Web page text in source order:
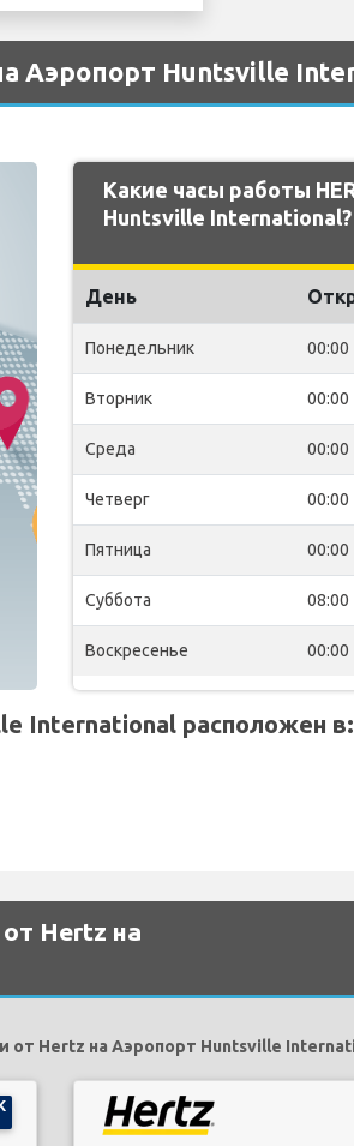
Аэропорт Huntsville
Какие часы работы
Huntsville International?
День
Понедельник 00:00
Вторник 00:00
Среда 00:00
Четверг 00:00
Пятница 00:00
Суббота 08:00
Воскресенье 00:00
International расположен в:
Hertz на
Hertz на Аэропорт Huntsville